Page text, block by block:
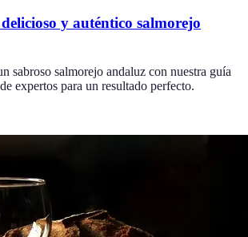
y auténtico salmorejo
sabroso salmorejo andaluz con nuestra guía
expertos para un resultado perfecto.